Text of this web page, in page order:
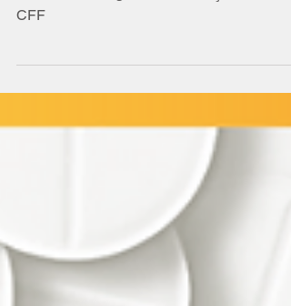
Telefarmácia - Parte 3
CFF